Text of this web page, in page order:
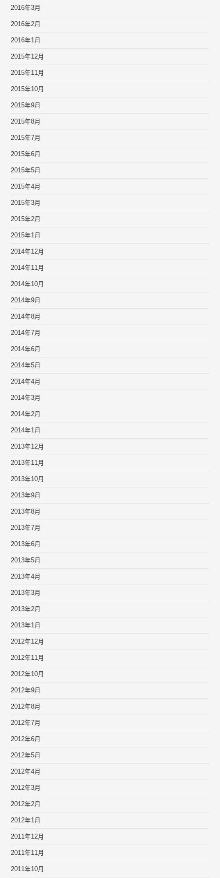
2016年3月
2016年2月
2016年1月
2015年12月
2015年11月
2015年10月
2015年9月
2015年8月
2015年7月
2015年6月
2015年5月
2015年4月
2015年3月
2015年2月
2015年1月
2014年12月
2014年11月
2014年10月
2014年9月
2014年8月
2014年7月
2014年6月
2014年5月
2014年4月
2014年3月
2014年2月
2014年1月
2013年12月
2013年11月
2013年10月
2013年9月
2013年8月
2013年7月
2013年6月
2013年5月
2013年4月
2013年3月
2013年2月
2013年1月
2012年12月
2012年11月
2012年10月
2012年9月
2012年8月
2012年7月
2012年6月
2012年5月
2012年4月
2012年3月
2012年2月
2012年1月
2011年12月
2011年11月
2011年10月